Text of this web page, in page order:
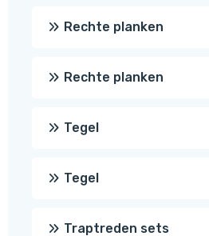
Rechte planken
Rechte planken
Tegel
Tegel
Traptreden sets